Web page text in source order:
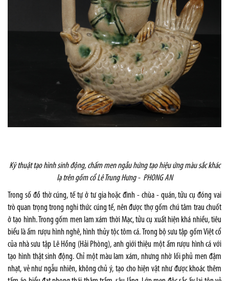
Kỹ thuật tạo hình sinh động, chấm men ngẫu hứng tạo hiệu ứng màu sắc khác
lạ trên gốm cổ Lê Trung Hưng - PHONG AN
Trong số đồ thờ cúng, tế tự ở tư gia hoặc đình - chùa - quán, tửu cụ đóng vai
trò quan trọng trong nghi thức cúng tế, nên được thợ gốm chú tâm trau chuốt
ở tạo hình. Trong gốm men lam xám thời Mạc, tửu cụ xuất hiện khá nhiều, tiêu
biểu là ấm rượu hình nghê, hình thủy tộc tôm cá. Trong bộ sưu tập gốm Việt cổ
của nhà sưu tập Lê Hồng (Hải Phòng), anh giới thiệu một ấm rượu hình cá với
tạo hình thật sinh động. Chỉ một màu lam xám, nhưng nhờ lối phủ men đậm
nhạt, vẻ như ngẫu nhiên, không chủ ý, tạo cho hiện vật như được khoác thêm